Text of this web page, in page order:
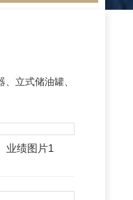
立式储油罐、
业绩图片1